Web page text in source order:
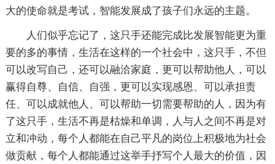
大的使命就是考试，智能发展成了孩子们永远的主题。
人们似乎忘记了，这只手还能完成比发展智能更为重
要的多的事情，生活在这样的一个社会中，这只手，不但
可以改写自己，还可以融洽家庭，更可以帮助他人，可以
赢得自尊、自信、自强，更可以实现感恩、可以承担责
任、可以成就他人、可以帮助一切需要帮助的人，因为有
了这只手，生活不再是枯燥和单调，人与人之间不再是对
立和冲动，每个人都能在自己平凡的岗位上积极地为社会
做贡献，每个人都能通过这举手抒写个人最大的价值，因